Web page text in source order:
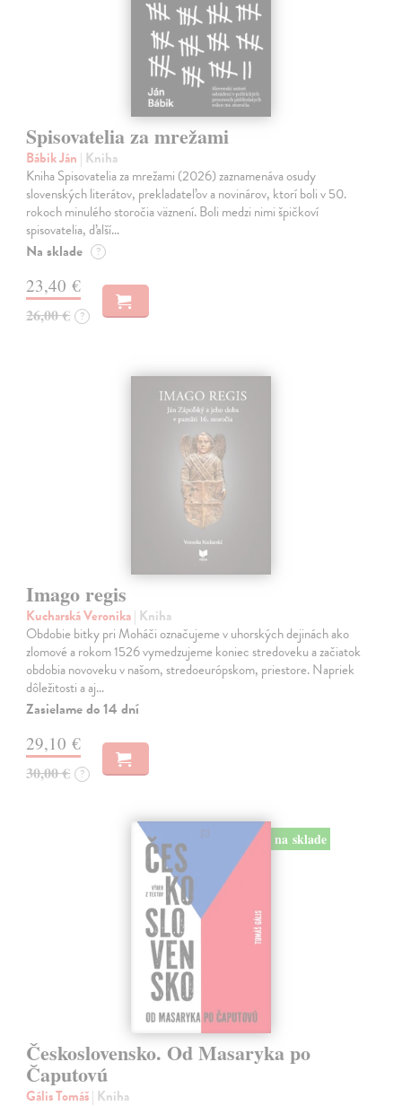
Spisovatelia za mrežami
Bábik Ján | Kniha
Kniha Spisovatelia za mrežami (2026) zaznamenáva osudy
slovenských literátov, prekladateľov a novinárov, ktorí boli v 50.
rokoch minulého storočia väznení. Boli medzi nimi špičkoví
spisovatelia, ďalší…
Na sklade ?
23,40 €
26,00 € ?
Imago regis
Kucharská Veronika| Kniha
Obdobie bitky pri Moháči označujeme v uhorských dejinách ako
zlomové a rokom 1526 vymedzujeme koniec stredoveku a začiatok
obdobia novoveku v našom, stredoeurópskom, priestore. Napriek
dôležitosti a aj…
Zasielame do 14 dní
29,10 €
30,00 € ?
na sklade
Československo. Od Masaryka po
Čaputovú
Gális Tomáš| Kniha